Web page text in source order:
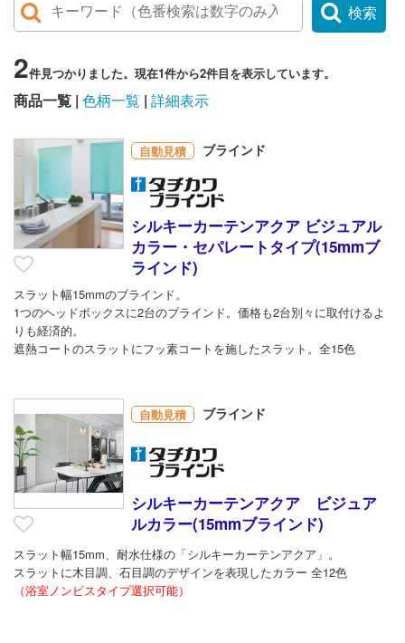
検索
2件見つかりました。現在1件から2件目を表示しています。
商品一覧 色柄一覧 詳細表示
自動見積 ブラインド
シルキーカーテンアクア ビジュアル
カラー・セパレートタイプ(15mmブ
ラインド)
スラット幅15mmのブラインド。
1つのヘッドボックスに2台のブラインド。価格も2台別々に取付けるよ
りも経済的。
遮熱コートのスラットにフッ素コートを施したスラット。全15色
自動見積 ブラインド
シルキーカーテンアクア ビジュア
ルカラー(15mmブラインド)
スラット幅15mm、耐水仕様の「シルキーカーテンアクア」。
スラットに木目調、石目調のデザインを表現したカラー 全12色
（浴室ノンビスタイプ選択可能）